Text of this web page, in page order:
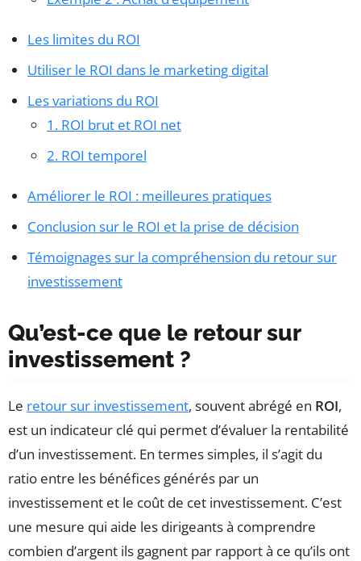
Les limites du ROI
Utiliser le ROI dans le marketing digital
Les variations du ROI
1. ROI brut et ROI net
2. ROI temporel
Améliorer le ROI : meilleures pratiques
Conclusion sur le ROI et la prise de décision
Témoignages sur la compréhension du retour sur
investissement
Qu’est-ce que le retour sur
investissement ?
Le retour sur investissement, souvent abrégé en ROI,
est un indicateur clé qui permet d’évaluer la rentabilité
d’un investissement. En termes simples, il s’agit du
ratio entre les bénéfices générés par un
investissement et le coût de cet investissement. C’est
une mesure qui aide les dirigeants à comprendre
combien d’argent ils gagnent par rapport à ce qu’ils ont